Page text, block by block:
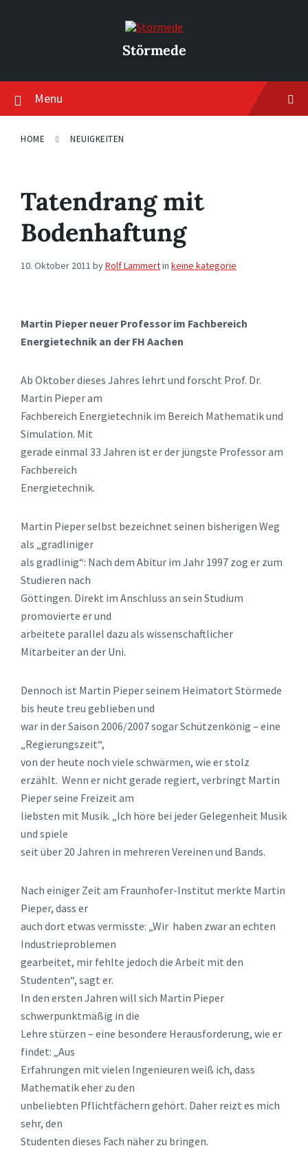
Störmede
Menu
HOME NEUIGKEITEN
Tatendrang mit
Bodenhaftung
10. Oktober 2011 byRolf Lammertin keine kategorie
Martin Pieper neuer Professor im Fachbereich
Energietechnik an der FH Aachen
Ab Oktober dieses Jahres lehrt und forscht Prof. Dr.
Martin Pieper am
Fachbereich Energietechnik im Bereich Mathematik und
Simulation. Mit
gerade einmal 33 Jahren ist er der jüngste Professor am
Fachbereich
Energietechnik.
Martin Pieper selbst bezeichnet seinen bisherigen Weg
als „gradliniger
als gradlinig“: Nach dem Abitur im Jahr 1997 zog er zum
Studieren nach
Göttingen. Direkt im Anschluss an sein Studium
promovierte er und
arbeitete parallel dazu als wissenschaftlicher
Mitarbeiter an der Uni.
Dennoch ist Martin Pieper seinem Heimatort Störmede
bis heute treu geblieben und
war in der Saison 2006/2007 sogar Schützenkönig – eine
„Regierungszeit“,
von der heute noch viele schwärmen, wie er stolz
erzählt. Wenn er nicht gerade regiert, verbringt Martin
Pieper seine Freizeit am
liebsten mit Musik. „Ich höre bei jeder Gelegenheit Musik
und spiele
seit über 20 Jahren in mehreren Vereinen und Bands.
Nach einiger Zeit am Fraunhofer-Institut merkte Martin
Pieper, dass er
auch dort etwas vermisste: „Wir haben zwar an echten
Industrieproblemen
gearbeitet, mir fehlte jedoch die Arbeit mit den
Studenten“, sagt er.
In den ersten Jahren will sich Martin Pieper
schwerpunktmäßig in die
Lehre stürzen – eine besondere Herausforderung, wie er
findet: „Aus
Erfahrungen mit vielen Ingenieuren weiß ich, dass
Mathematik eher zu den
unbeliebten Pflichtfächern gehört. Daher reizt es mich
sehr, den
Studenten dieses Fach näher zu bringen.